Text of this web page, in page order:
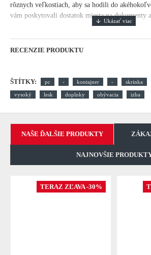
rôznych veľkostiach, aby sa hodili do
vám poskytovali dostatok miesta na dokumenty
RECENZIE PRODUKTU
ŠTÍTKY: pc - kontajner - skrinka
vysoký lesk doplnky obývacia izba
NAŠE ĎALŠIE PRODUKTY
NAJNOVŠIE
TERAZ ZĽAVA -30%